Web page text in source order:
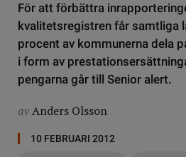
För att förbättra
kvalitetsregistren får samtliga
procent av kommunerna dela
i form av
pengarna går till Senior alert.
avAnders Olsson
10 FEBRUARI 2012